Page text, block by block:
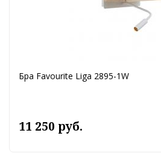
Бра Favourite Liga 2895-1W
11 250 руб.